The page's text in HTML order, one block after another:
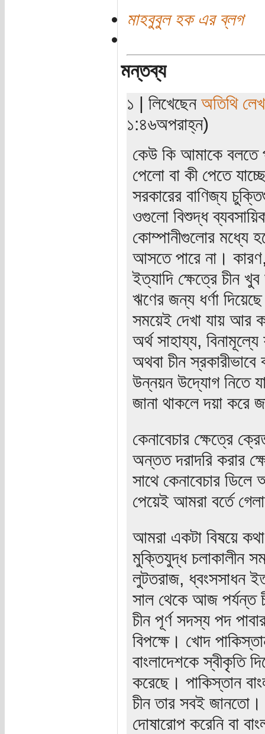
মাহবুবুল হক এর ব্লগ
মন্তব্য
১ | লিখেছেন অতিথি
১:৪৬অপরাহ্ন)
কেউ কি আমাকে বলতে
পেলো বা কী পেতে
সরকারের বাণিজ্য
ওগুলো বিশুদ্ধ
কোম্পানীগুলোর মধ্যে
আসতে পারে না।
ইত্যাদি ক্ষেত্রে চীন
ঋণের জন্য ধর্ণা
সময়েই দেখা যায় আর
অর্থ সাহায্য, বিনামূল্যে
অথবা চীন
উন্নয়ন উদ্যোগ নিতে
জানা থাকলে দয়া করে
কেনাবেচার ক্ষেত্রে
অন্তত দরাদরি করার
সাথে কেনাবেচার
পেয়েই আমরা বর্তে
আমরা একটা বিষয়ে
মুক্তিযুদ্ধ চলাকালীন
লুটতরাজ, ধ্বংসসাধন
সাল থেকে আজ পর্যন্ত
চীন পূর্ণ সদস্য পদ
বিপক্ষে। খোদ
বাংলাদেশকে স্বীকৃতি
করেছে। পাকিস্তান
চীন তার সবই জানতো।
দোষারোপ করেনি বা